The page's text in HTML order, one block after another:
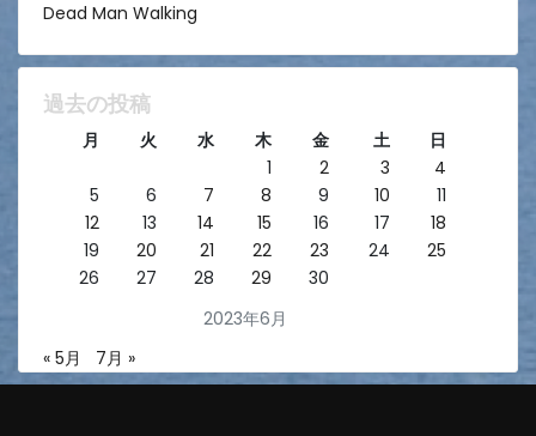
Dead Man Walking
過去の投稿
2023年6月
月 火 水 木 金 土
日
1
2 3
4
5
6 7 8 9 10
11
12
13 14 15 16 17
18
19
20 21 22 23 24
25
26
27 28 29 30
« 5月 7月 »